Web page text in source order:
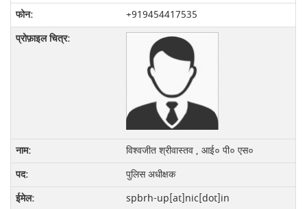
+919454417535
विश्वजीत श्रीवास्तव , आई० पी० एस०
पुलिस अधीक्षक
spbrh-up[at]nic[dot]in